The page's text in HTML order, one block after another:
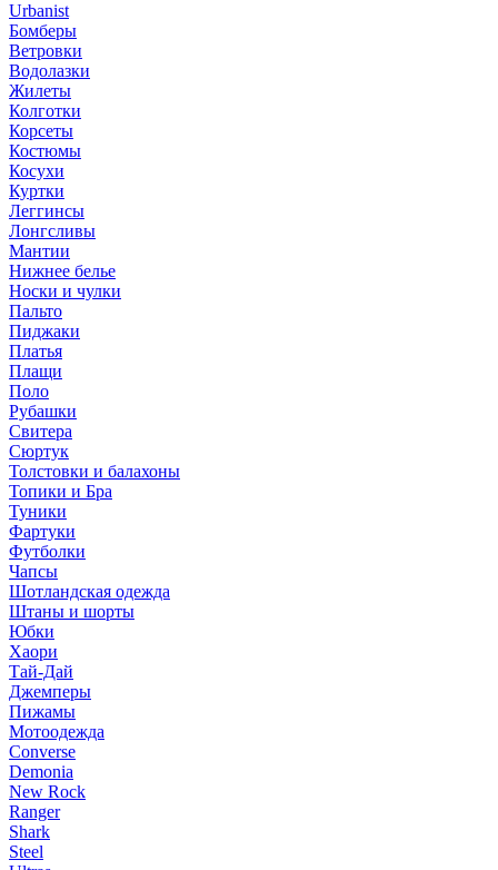
Urbanist
Бомберы
Ветровки
Водолазки
Жилеты
Колготки
Корсеты
Костюмы
Косухи
Куртки
Леггинсы
Лонгсливы
Мантии
Нижнее белье
Носки и чулки
Пальто
Пиджаки
Платья
Плащи
Поло
Рубашки
Свитера
Сюртук
Толстовки и балахоны
Топики и Бра
Туники
Фартуки
Футболки
Чапсы
Шотландская одежда
Штаны и шорты
Юбки
Хаори
Тай-Дай
Джемперы
Пижамы
Мотоодежда
Converse
Demonia
New Rock
Ranger
Shark
Steel